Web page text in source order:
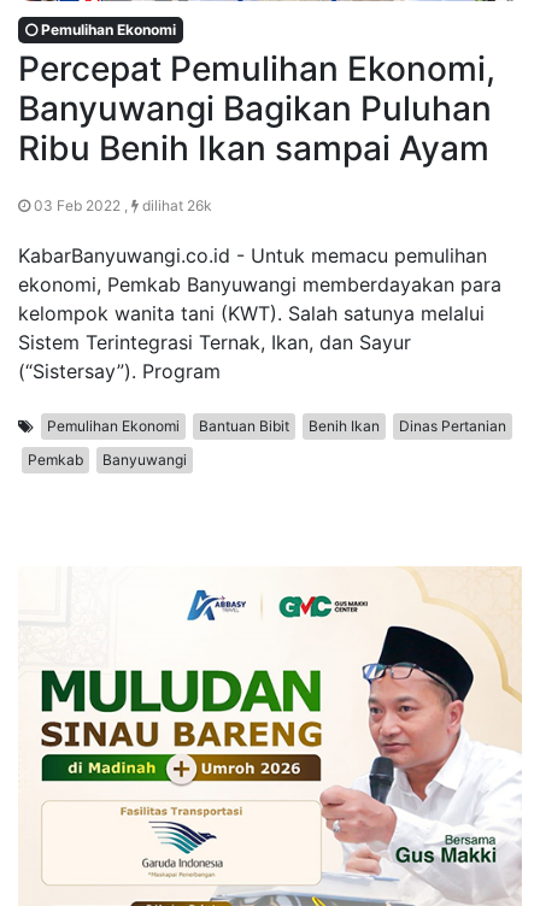
Pemulihan Ekonomi
Percepat Pemulihan Ekonomi,
Banyuwangi Bagikan Puluhan
Ribu Benih Ikan sampai Ayam
03 Feb 2022 , dilihat 26k
KabarBanyuwangi.co.id - Untuk memacu pemulihan
ekonomi, Pemkab Banyuwangi memberdayakan para
kelompok wanita tani (KWT). Salah satunya melalui
Sistem Terintegrasi Ternak, Ikan, dan Sayur
(“Sistersay”). Program
Pemulihan Ekonomi Bantuan Bibit Benih Ikan
Dinas Pertanian
Pemkab
Banyuwangi